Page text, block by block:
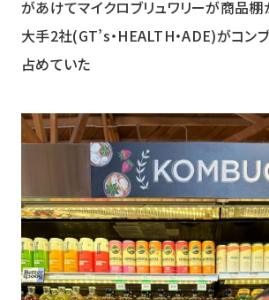
があけてマイクロブリュワリーが商品棚
大手2社(GT’s・HEALTH・ADE)がコン
占めていた